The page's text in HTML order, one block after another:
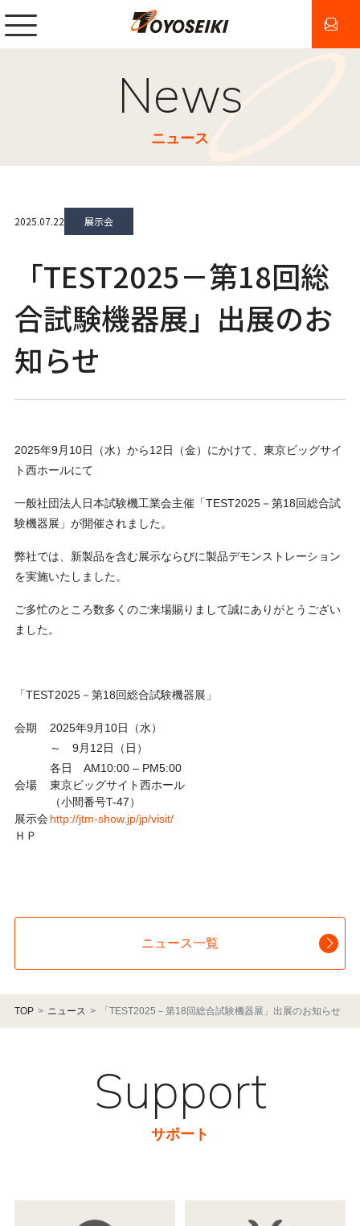
News
ニュース
2025.07.22 展示会
「TEST2025－第18回総
合試験機器展」出展のお
知らせ
2025年9月10日（水）から12日（金）にかけて、東京ビッグサイ
ト西ホールにて
一般社団法人日本試験機工業会主催「TEST2025－第18回総合試
験機器展」が開催されました。
弊社では、新製品を含む展示ならびに製品デモンストレーション
を実施いたしました。
ご多忙のところ数多くのご来場賜りまして誠にありがとうござい
ました。
「TEST2025－第18回総合試験機器展」
会期
2025年9月10日（水）
～ 9月12日（日）
各日 AM10:00 – PM5:00
会場
東京ビッグサイト西ホール
（小間番号T-47）
展示会
ＨＰ
http://jtm-show.jp/jp/visit/
ニュース一覧
TOP ニュース 「TEST2025－第18回総合試験機器展」出展のお知らせ
Support
サポート